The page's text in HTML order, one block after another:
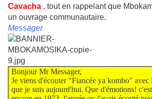
Cavacha , tout en rappelant que
un ouvrage communautaire.
Messager
Bonjour Mr Messager,
Je viens d'écouter "Fiancée ya kombo" avec
que je suis aujourd'hui. Que d'émotions!